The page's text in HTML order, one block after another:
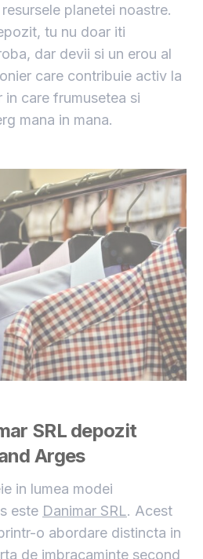
planetei noastre.
tu nu doar iti
dar devii si un erou al
care contribuie activ la
care frumusetea si
mana in mana.
SRL depozit
Arges
in lumea modei
este Danimar SRL. Acest
o abordare distincta in
de imbracaminte second